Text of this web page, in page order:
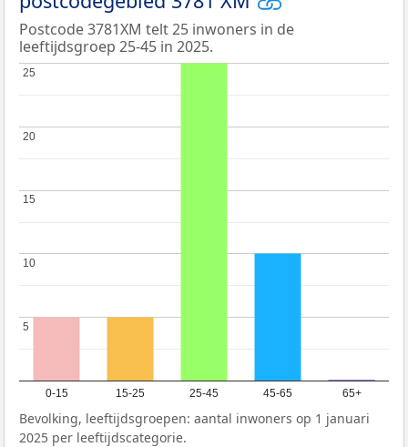
Postcode 3781XM telt 25 inwoners in de
leeftijdsgroep 25-45 in 2025.
0-15 15-25 25-45 45-65 65+
5
5
10
10
15
15
20
20
25
25
Bevolking, leeftijdsgroepen: aantal inwoners op 1 januari
2025 per leeftijdscategorie.